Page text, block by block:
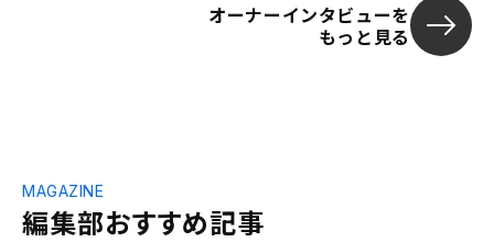
オーナーインタビューを
もっと見る
編集部おすすめ記事
MAGAZINE